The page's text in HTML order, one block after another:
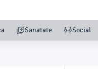
Sanatate Social